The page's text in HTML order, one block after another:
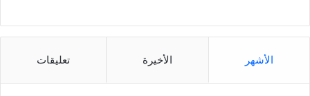
الأشهر الأخيرة تعليقات